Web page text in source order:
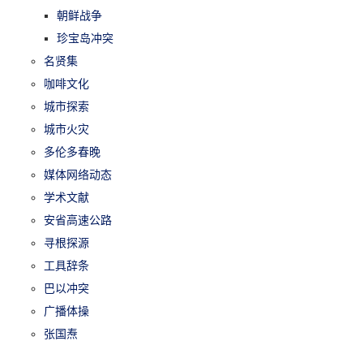
朝鲜战争
珍宝岛冲突
名贤集
咖啡文化
城市探索
城市火灾
多伦多春晚
媒体网络动态
学术文献
安省高速公路
寻根探源
工具辞条
巴以冲突
广播体操
张国焘